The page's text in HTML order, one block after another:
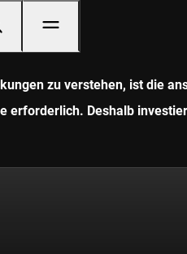
zu verstehen, ist die
Deshalb